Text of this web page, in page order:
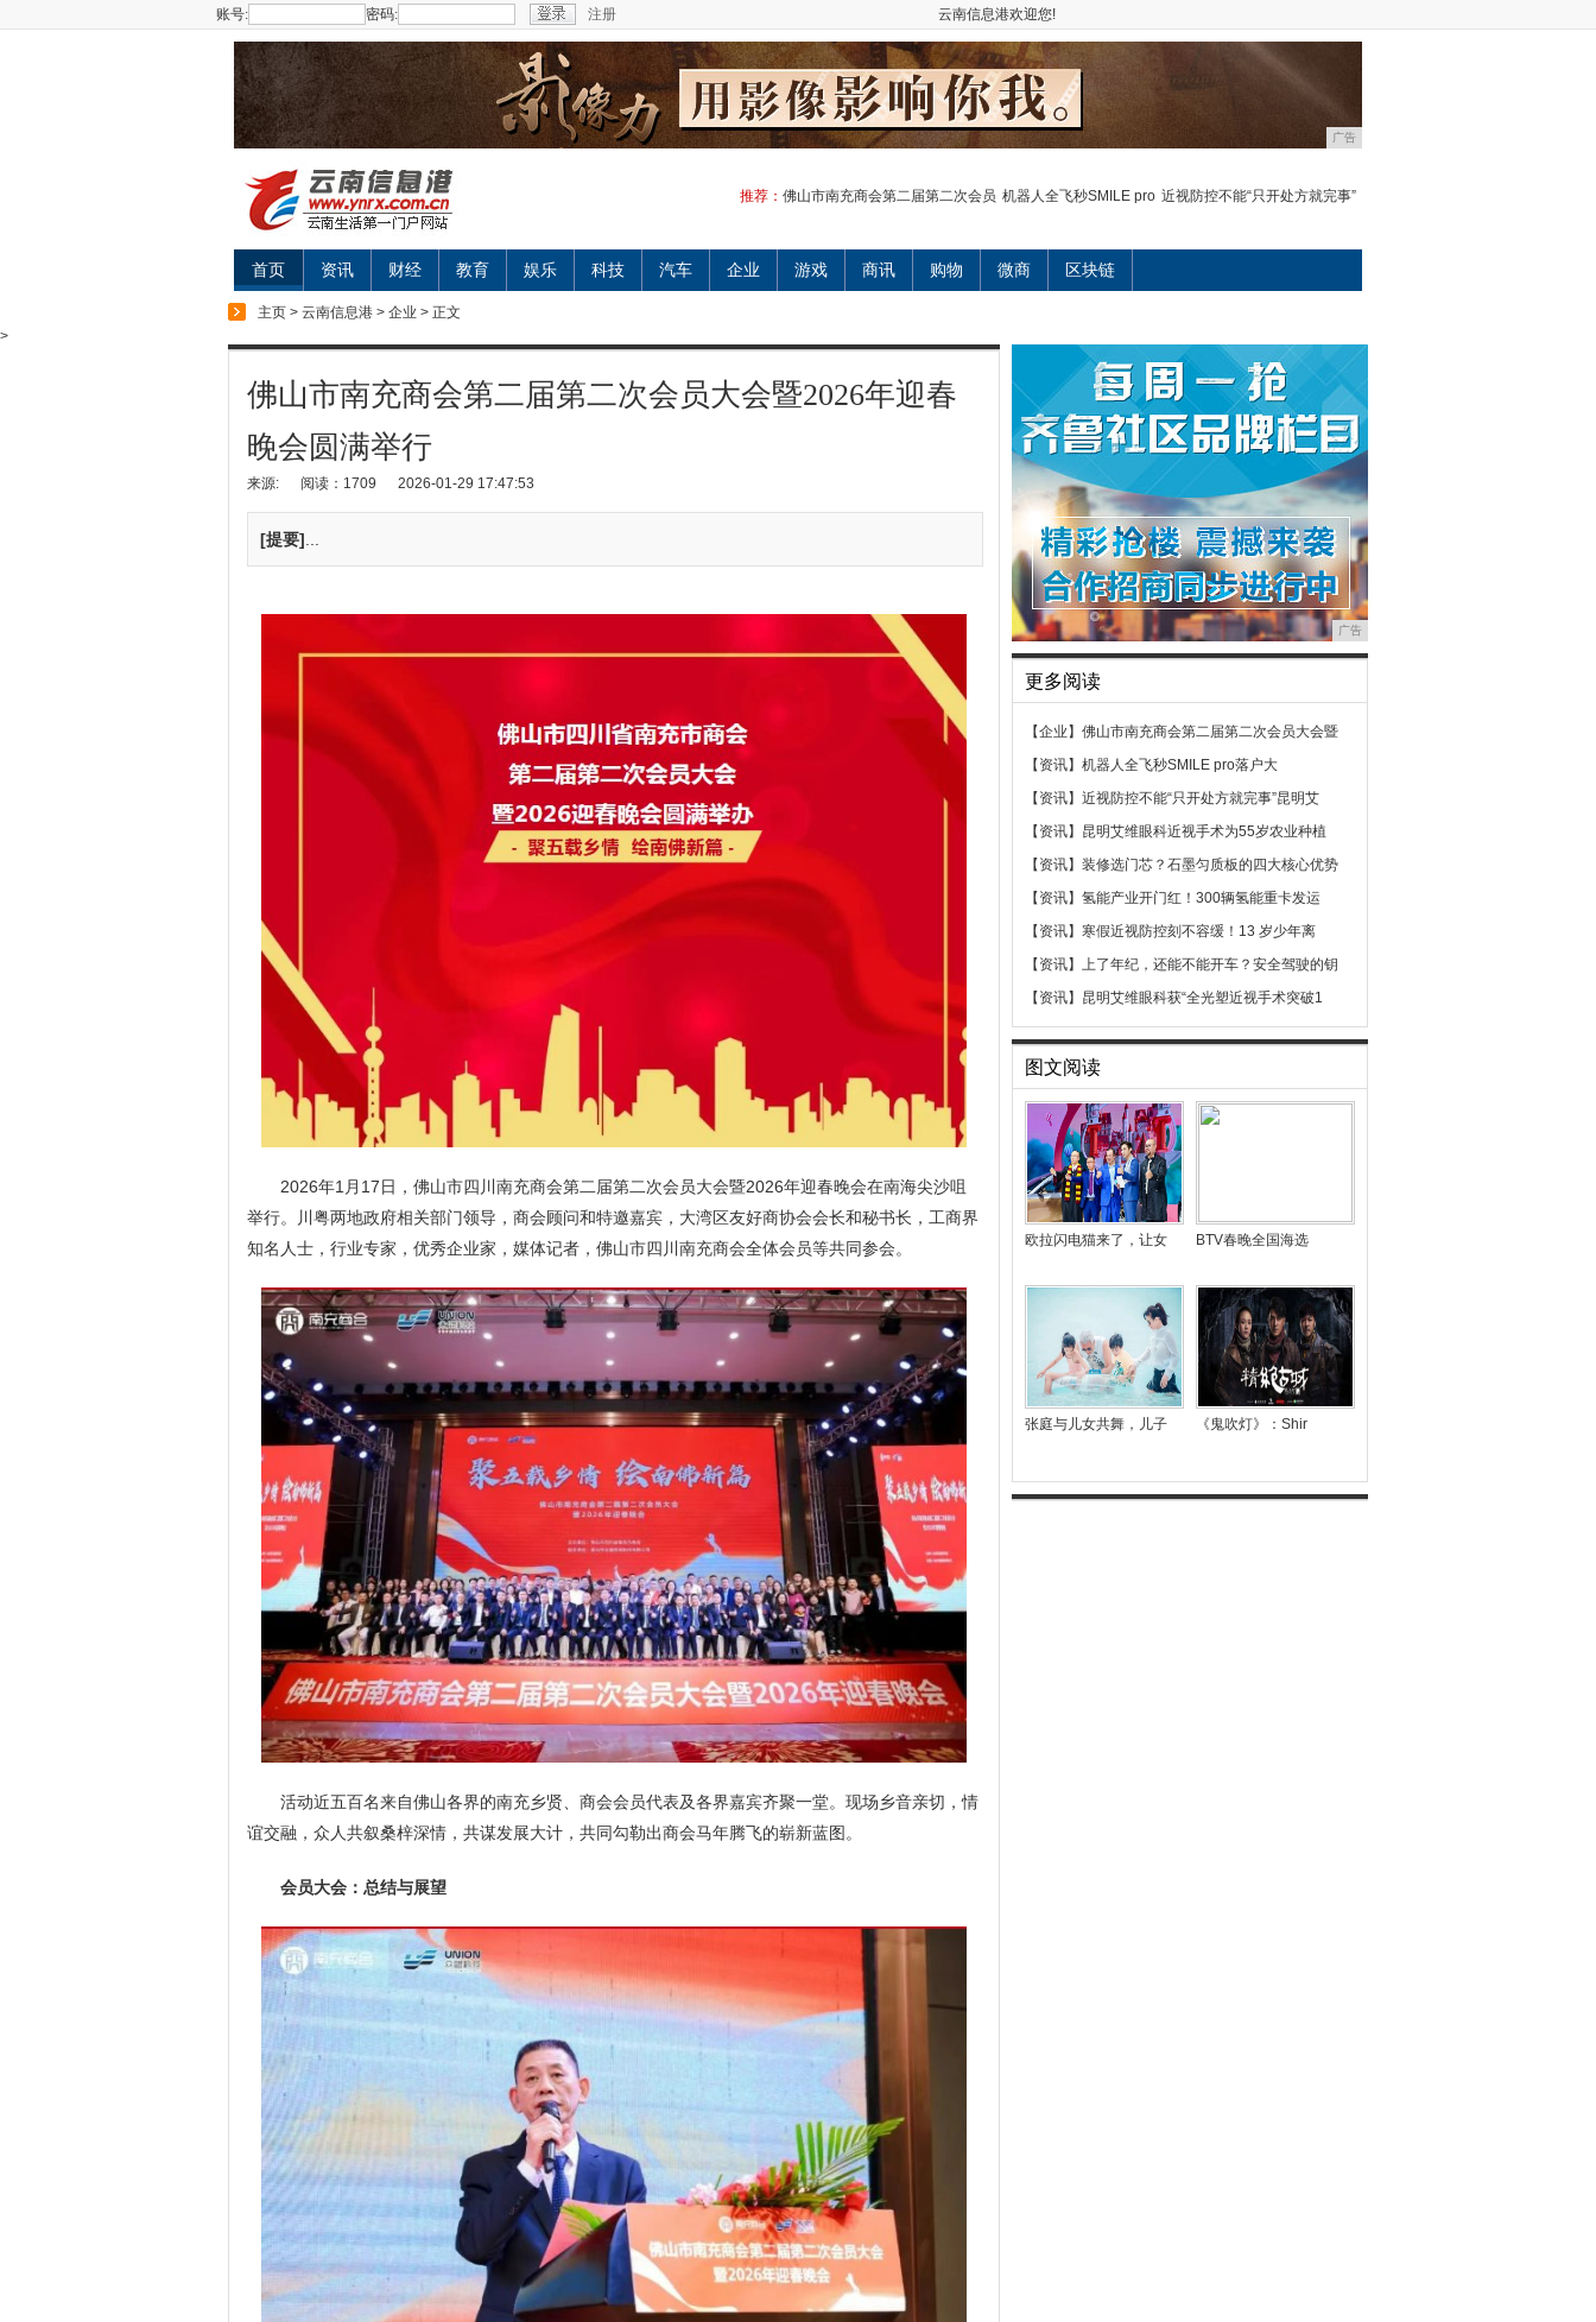
账号: 密码: 注册 云南信息港欢迎您!
广告
推荐： 佛山市南充商会第二届第二次会员 机器人全飞秒SMILE pro 近视防控不能“只开处方就完事”
首页 资讯 财经 教育 娱乐 科技 汽车 企业 游戏 商讯 购物 微商 区块链
主页 > 云南信息港 > 企业 > 正文
>
佛山市南充商会第二届第二次会员大会暨2026年迎春
晚会圆满举行
来源: 阅读：1709 2026-01-29 17:47:53
[提要]
2026年1月17日，佛山市四川南充商会第二届第二次会员大会暨2026年迎春晚会在南海尖沙咀
举行。川粤两地政府相关部门领导，商会顾问和特邀嘉宾，大湾区友好商协会会长和秘书长，工商界
知名人士，行业专家，优秀企业家，媒体记者，佛山市四川南充商会全体会员等共同参会。
活动近五百名来自佛山各界的南充乡贤、商会会员代表及各界嘉宾齐聚一堂。现场乡音亲切，情
谊交融，众人共叙桑梓深情，共谋发展大计，共同勾勒出商会马年腾飞的崭新蓝图。
会员大会：总结与展望
广告
更多阅读
【企业】 佛山市南充商会第二届第二次会员大会暨
【资讯】 机器人全飞秒SMILE pro落户大
【资讯】 近视防控不能“只开处方就完事”昆明艾
【资讯】 昆明艾维眼科近视手术为55岁农业种植
【资讯】 装修选门芯？石墨匀质板的四大核心优势
【资讯】 氢能产业开门红！300辆氢能重卡发运
【资讯】 寒假近视防控刻不容缓！13 岁少年离
【资讯】 上了年纪，还能不能开车？安全驾驶的钥
【资讯】 昆明艾维眼科获“全光塑近视手术突破1
图文阅读
欧拉闪电猫来了，让女 BTV春晚全国海选
张庭与儿女共舞，儿子 《鬼吹灯》：Shir